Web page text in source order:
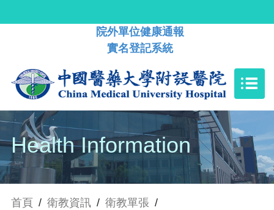
院外單位健康通報
實名登記系統
Health Information
首頁 / 衛教資訊 / 衛教單張 /